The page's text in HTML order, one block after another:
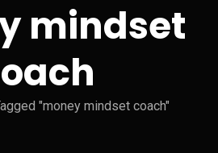
mindset
"money mindset coach"